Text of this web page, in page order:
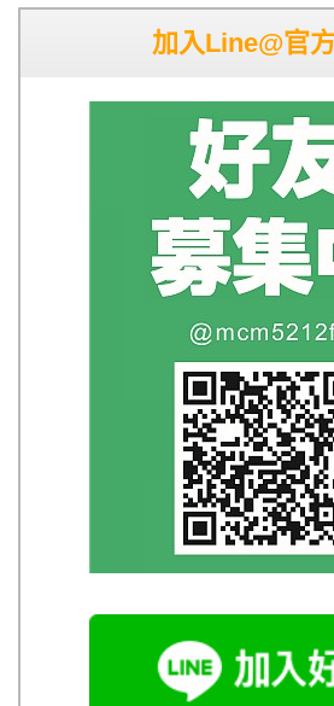
加入Line@官